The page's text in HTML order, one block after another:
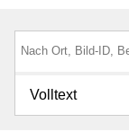
Volltext